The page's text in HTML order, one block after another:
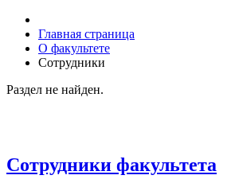
Главная страница
О факультете
Сотрудники
Раздел не найден.
Сотрудники факультета